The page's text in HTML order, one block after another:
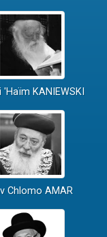
'Haïm KANIEWSKI
Chlomo AMAR